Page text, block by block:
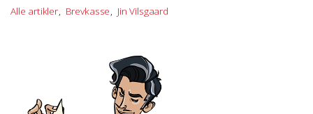
Alle artikler
Brevkasse Jin Vilsgaard